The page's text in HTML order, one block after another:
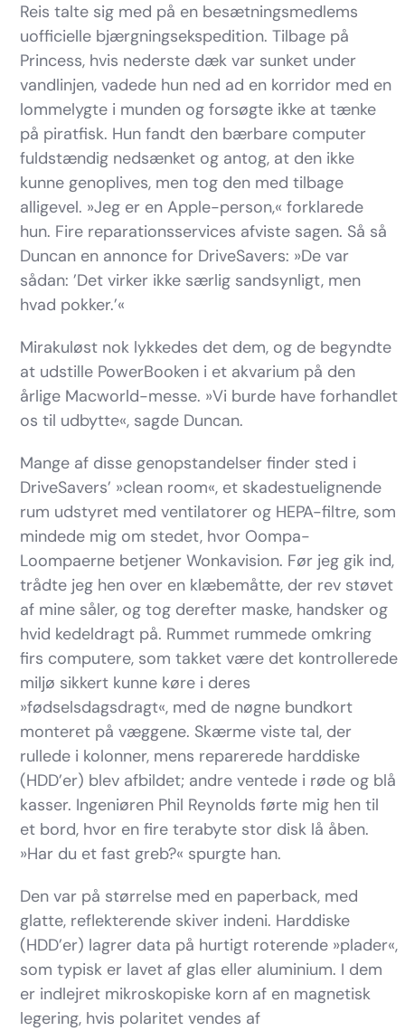
Reis talte sig med på en besætningsmedlems
uofficielle bjærgningsekspedition. Tilbage på
Princess, hvis nederste dæk var sunket under
vandlinjen, vadede hun ned ad en korridor med en
lommelygte i munden og forsøgte ikke at tænke
på piratfisk. Hun fandt den bærbare computer
fuldstændig nedsænket og antog, at den ikke
kunne genoplives, men tog den med tilbage
alligevel. »Jeg er en Apple-person,« forklarede
hun. Fire reparationsservices afviste sagen. Så så
Duncan en annonce for DriveSavers: »De var
sådan: ’Det virker ikke særlig sandsynligt, men
hvad pokker.’«
Mirakuløst nok lykkedes det dem, og de begyndte
at udstille PowerBooken i et akvarium på den
årlige Macworld-messe. »Vi burde have forhandlet
os til udbytte«, sagde Duncan.
Mange af disse genopstandelser finder sted i
DriveSavers’ »clean room«, et skadestuelignende
rum udstyret med ventilatorer og HEPA-filtre, som
mindede mig om stedet, hvor Oompa-
Loompaerne betjener Wonkavision. Før jeg gik ind,
trådte jeg hen over en klæbemåtte, der rev støvet
af mine såler, og tog derefter maske, handsker og
hvid kedeldragt på. Rummet rummede omkring
firs computere, som takket være det kontrollerede
miljø sikkert kunne køre i deres
»fødselsdagsdragt«, med de nøgne bundkort
monteret på væggene. Skærme viste tal, der
rullede i kolonner, mens reparerede harddiske
(HDD’er) blev afbildet; andre ventede i røde og blå
kasser. Ingeniøren Phil Reynolds førte mig hen til
et bord, hvor en fire terabyte stor disk lå åben.
»Har du et fast greb?« spurgte han.
Den var på størrelse med en paperback, med
glatte, reflekterende skiver indeni. Harddiske
(HDD’er) lagrer data på hurtigt roterende »plader«,
som typisk er lavet af glas eller aluminium. I dem
er indlejret mikroskopiske korn af en magnetisk
legering, hvis polaritet vendes af